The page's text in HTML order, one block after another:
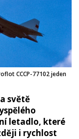
CCCP-77102 jeden
světě
letadlo, které
i rychlost